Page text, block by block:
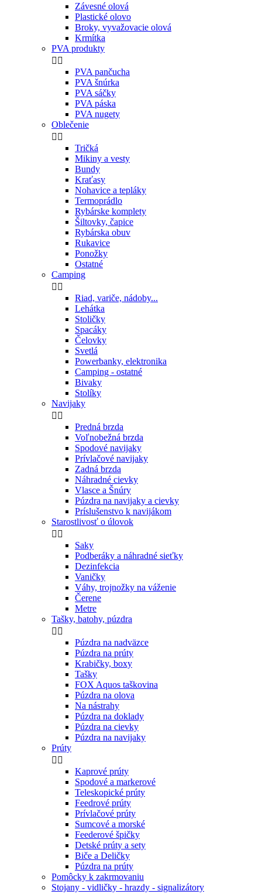
Závesné olová
Plastické olovo
Broky, vyvažovacie olová
Krmítka
PVA produkty
 
PVA pančucha
PVA šnúrka
PVA sáčky
PVA páska
PVA nugety
Oblečenie
 
Tričká
Mikiny a vesty
Bundy
Kraťasy
Nohavice a tepláky
Termoprádlo
Rybárske komplety
Šiltovky, čapice
Rybárska obuv
Rukavice
Ponožky
Ostatné
Camping
 
Riad, variče, nádoby...
Lehátka
Stoličky
Spacáky
Čelovky
Svetlá
Powerbanky, elektronika
Camping - ostatné
Bivaky
Stolíky
Navijaky
 
Predná brzda
Voľnobežná brzda
Spodové navijaky
Prívlačové navijaky
Zadná brzda
Náhradné cievky
Vlasce a Šnúry
Púzdra na navijaky a cievky
Príslušenstvo k navijákom
Starostlivosť o úlovok
 
Saky
Podberáky a náhradné sieťky
Dezinfekcia
Vaničky
Váhy, trojnožky na váženie
Čerene
Metre
Tašky, batohy, púzdra
 
Púzdra na nadväzce
Púzdra na prúty
Krabičky, boxy
Tašky
FOX Aquos taškovina
Púzdra na olova
Na nástrahy
Púzdra na doklady
Púzdra na cievky
Púzdra na navijaky
Prúty
 
Kaprové prúty
Spodové a markerové
Teleskopické prúty
Feedrové prúty
Prívlačové prúty
Sumcové a morské
Feederové špičky
Detské prúty a sety
Biče a Deličky
Púzdra na prúty
Pomôcky k zakrmovaniu
Stojany - vidličky - hrazdy - signalizátory